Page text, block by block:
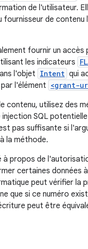
de l'utilisateur.
de
fournir un
les indicateurs
l'objet Intent qui
l'élément <grant-
contenu, utilisez des
SQL
pas suffisante si
la méthode.
à propos de
certaines données
peut vérifier la
que si ce numéro
peut être